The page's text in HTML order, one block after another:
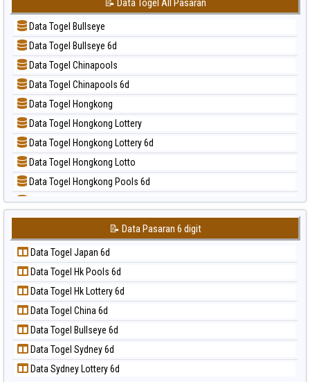
📊 Statistik Sydney Lottery 6d
📊 Statistik Sydney Lotto
📊 Statistik Sydney Pools 6d
📊 Statistik Taipei
📊 Statistik Taiwan
📝 Pola Dasar Korea
📝 Pola Dasar Kuda Lari
📝 Pola Dasar Magnum Cambodia
📝 Pola Dasar Nagoya
📝 Pola Dasar North Carolina Day
📝 Pola Dasar Pcso
📝 Pola Dasar Sao Paulo
📝 Pola Dasar Singapore
📝 Pola Dasar Sydney
📝 Pola Dasar Sydney Lottery
📝 Pola Dasar Sydney Lottery 6d
📝 Pola Dasar Sydney Lotto
📝 Pola Dasar Sydney Pools 6d
📝 Pola Dasar Taipei
📝 Pola Dasar Taiwan
📝 Data Togel All Pasaran
Data Togel Bullseye
Data Togel Bullseye 6d
Data Togel Chinapools
Data Togel Chinapools 6d
Data Togel Hongkong
Data Togel Hongkong Lottery
Data Togel Hongkong Lottery 6d
Data Togel Hongkong Lotto
Data Togel Hongkong Pools 6d
Data Togel Japan
Data Togel Japan 6d
Data Togel Korea
Data Togel Kuda Lari
Data Togel Magnum Cambodia
Data Togel Nagoya
Data Togel North Carolina Day
Data Togel Pcso
Data Togel Sao Paulo
Data Togel Singapore
📝 Data Pasaran 6 digit
Data Togel Japan 6d
Data Togel Hk Pools 6d
Data Togel Hk Lottery 6d
Data Togel China 6d
Data Togel Bullseye 6d
Data Togel Sydney 6d
Data Sydney Lottery 6d